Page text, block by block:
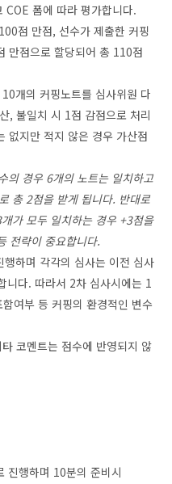
COE 폼에 따라 평가합니다.
점 만점, 선수가 제출한 커핑
만점으로 할당되어 총 110점
개의 커핑노트를 심사위원 다
, 불일치 시 1점 감점으로 처리
없지만 적지 않은 경우 가산점
경우 6개의 노트는 일치하고
총 2점을 받게 됩니다. 반대로
가 모두 일치하는 경우 +3점을
전략이 중요합니다.
하며 각각의 심사는 이전 심사
니다. 따라서 2차 심사시에는 1
여부 등 커핑의 환경적인 변수
코멘트는 점수에 반영되지 않
진행하며 10분의 준비시